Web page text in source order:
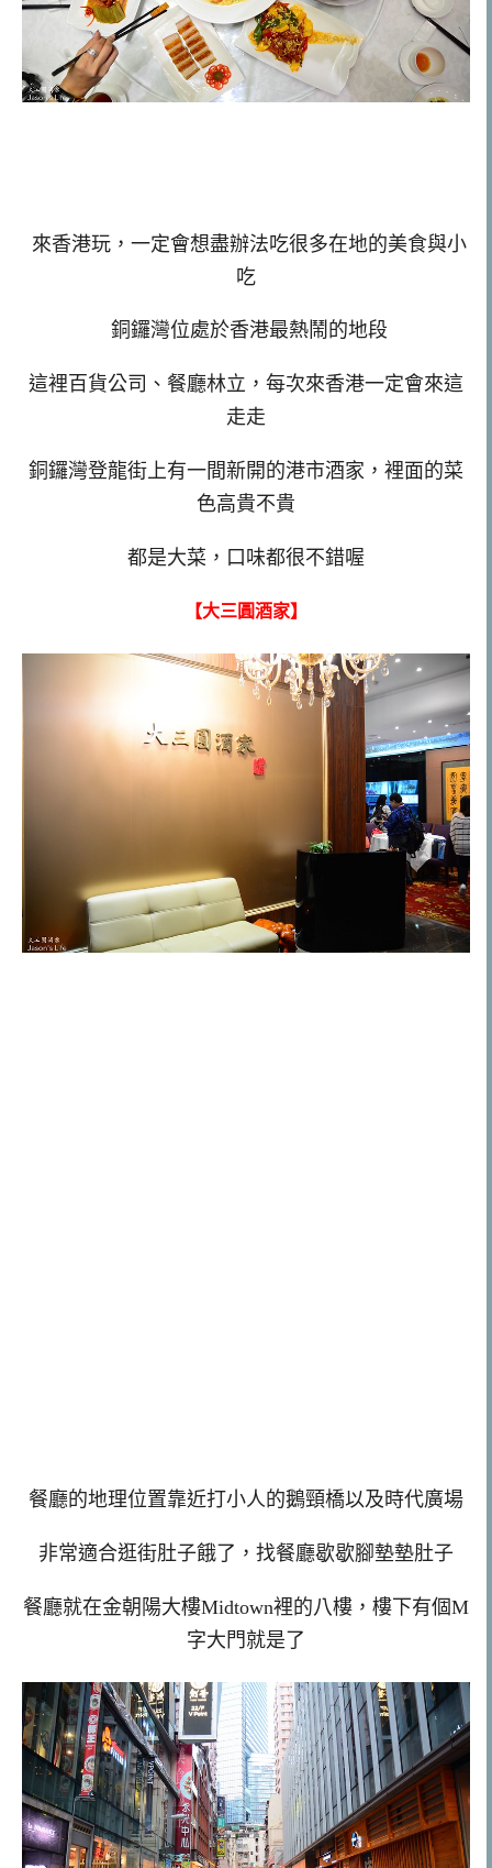
來香港玩，一定會想盡辦法吃很多在地的美食與小
吃
銅鑼灣位處於香港最熱鬧的地段
這裡百貨公司、餐廳林立，每次來香港一定會來這
走走
銅鑼灣登龍街上有一間新開的港市酒家，裡面的菜
色高貴不貴
都是大菜，口味都很不錯喔
【大三圓酒家】
餐廳的地理位置靠近打小人的鵝頸橋以及時代廣場
非常適合逛街肚子餓了，找餐廳歇歇腳墊墊肚子
餐廳就在金朝陽大樓Midtown裡的八樓，樓下有個M
字大門就是了